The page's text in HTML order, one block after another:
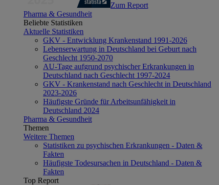
Zum Report
Pharma & Gesundheit
Beliebte Statistiken
Aktuelle Statistiken
GKV - Entwicklung Krankenstand 1991-2026
Lebenserwartung in Deutschland bei Geburt nach
Geschlecht 1950-2070
AU-Tage aufgrund psychischer Erkrankungen in
Deutschland nach Geschlecht 1997-2024
GKV - Krankenstand nach Geschlecht in Deutschland
2023-2026
Häufigste Gründe für Arbeitsunfähigkeit in
Deutschland 2024
Pharma & Gesundheit
Themen
Weitere Themen
Statistiken zu psychischen Erkrankungen - Daten &
Fakten
Häufigste Todesursachen in Deutschland - Daten &
Fakten
Top Report